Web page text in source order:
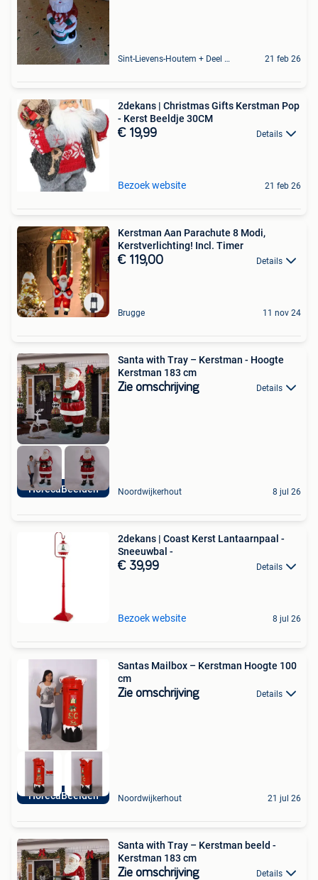
Sint-Lievens-Houtem + Deel Oombergen 21 feb 26
2dekans | Christmas Gifts Kerstman Pop
- Kerst Beeldje 30CM
€ 19,99 Details
Bezoek website 21 feb 26
Kerstman Aan Parachute 8 Modi,
Kerstverlichting! Incl. Timer
€ 119,00 Details
Brugge 11 nov 24
HorecaBeelden
Santa with Tray – Kerstman - Hoogte
Kerstman 183 cm
Zie omschrijving Details
Noordwijkerhout 8 jul 26
2dekans | Coast Kerst Lantaarnpaal -
Sneeuwbal -
€ 39,99 Details
Bezoek website 8 jul 26
HorecaBeelden
Santas Mailbox – Kerstman Hoogte 100
cm
Zie omschrijving Details
Noordwijkerhout 21 jul 26
Santa with Tray – Kerstman beeld -
Kerstman 183 cm
Zie omschrijving Details